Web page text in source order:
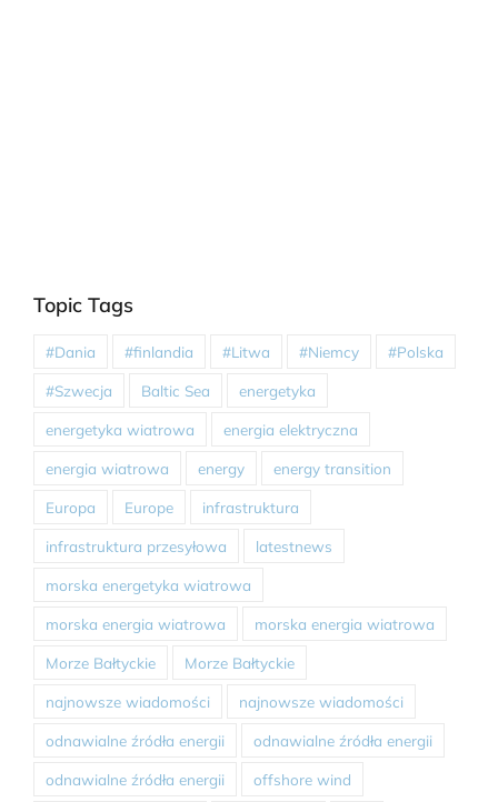
Topic Tags
#Dania #finlandia #Litwa #Niemcy #Polska
#Szwecja Baltic Sea energetyka
energetyka wiatrowa energia elektryczna
energia wiatrowa energy energy transition
Europa Europe infrastruktura
infrastruktura przesyłowa latestnews
morska energetyka wiatrowa
morska energia wiatrowa morska energia wiatrowa
Morze Bałtyckie Morze Bałtyckie
najnowsze wiadomości najnowsze wiadomości
odnawialne źródła energii odnawialne źródła energii
odnawialne źródła energii offshore wind